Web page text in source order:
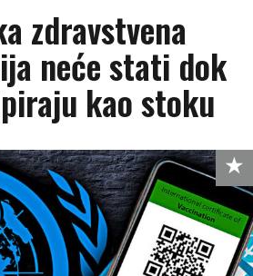
zdravstvena
neće stati dok
kao stoku